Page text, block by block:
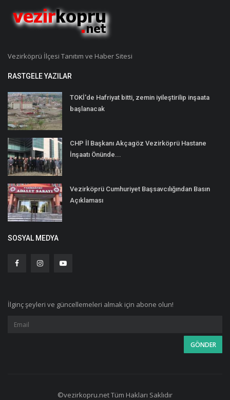
Vezirköprü İlçesi Tanıtım ve Haber Sitesi
RASTGELE YAZILAR
TOKİ'de Hafriyat bitti, zemin iyileştirilip inşaata
başlanacak
CHP İl Başkanı Akçagöz Vezirköprü Hastane
İnşaatı Önünde...
Vezirköprü Cumhuriyet Başsavcılığından Basın
Açıklaması
SOSYAL MEDYA
İlginç şeyleri ve güncellemeleri almak için abone olun!
©vezirkopru.net Tüm Hakları Saklıdır